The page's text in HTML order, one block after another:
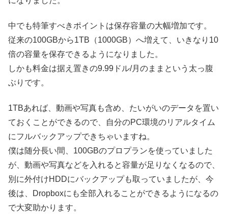
中でも特筆すべきポイントは保存容量の大幅増加です。
従来の100GBから1TB（1000GB）へ増えて、いきなり10
倍の容量を保存できるようになりました。
しかも料金は据え置きの9.99ドル/月のままという太っ腹
ぶりです。
1TBあれば、動画や写真も含め、たいがいのデータを置い
ておくことができるので、自分のPC環境のリアルタイム
にフルバックアップできちゃいますね。
僕は随分長い間、100GBのプロプランを使っていました
が、動画や写真などを入れると容量が足りなくなるので、
別に外付けHDDにバックアップも取っていましたが、今
後は、Dropboxにも全部入れることができるようになるの
で大変助かります。